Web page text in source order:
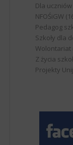
Dla
NFOŚiGW
Pedagog
Szkoły dla
Wolontariat
Z życia
Projekty